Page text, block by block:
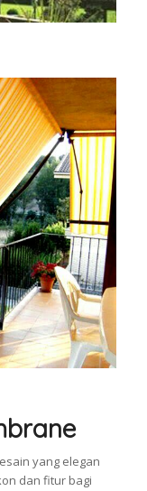
yang elegan
dan fitur bagi